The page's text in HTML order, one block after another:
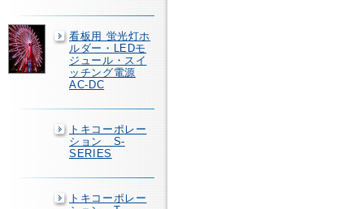
看板用 蛍光灯ホ
ルダー・LEDモ
ジュール・スイ
ッチング電源
AC-DC
トキコーポレー
ション S-
SERIES
トキコーポレー